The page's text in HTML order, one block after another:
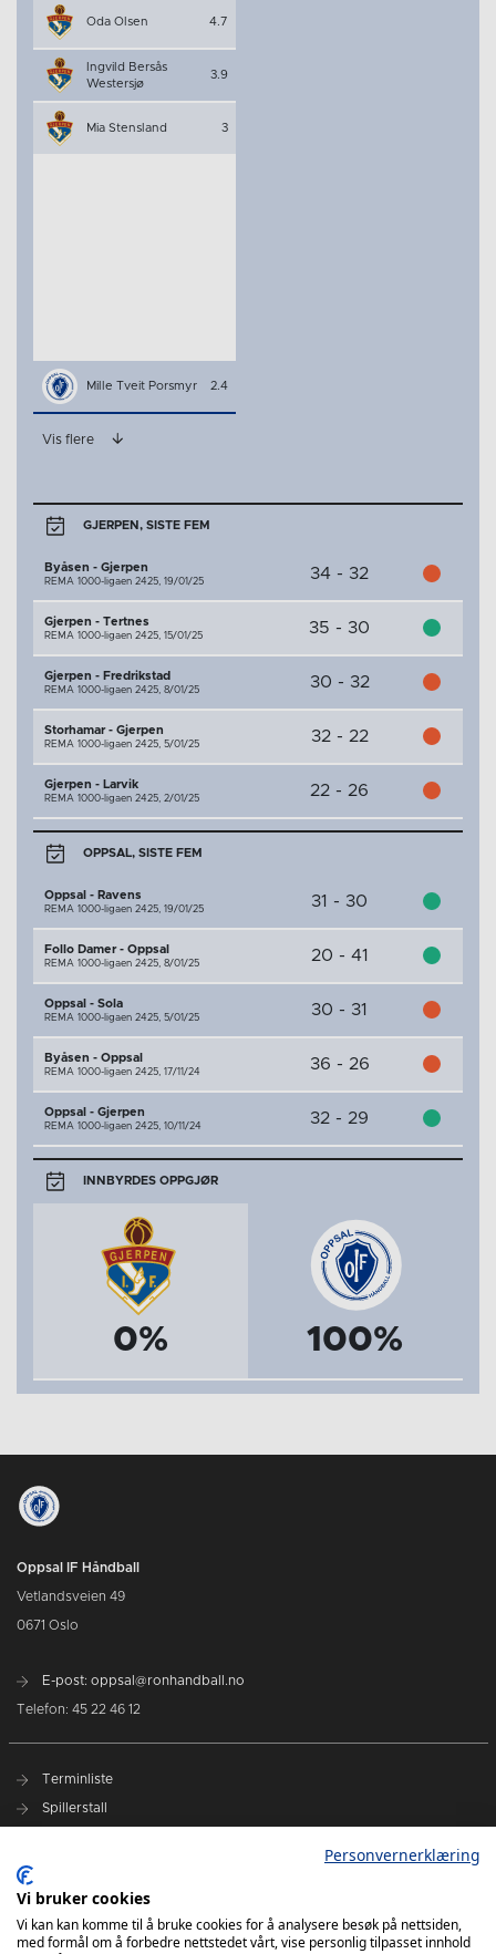
Oda Olsen 4.7
Ingvild Bersås
Westersjø
3.9
Mia Stensland 3
Mille Tveit Porsmyr 2.4
Vis flere
GJERPEN, SISTE FEM
Byåsen - Gjerpen
REMA 1000-ligaen 2425, 19/01/25 34 - 32
Gjerpen - Tertnes
REMA 1000-ligaen 2425, 15/01/25 35 - 30
Gjerpen - Fredrikstad
REMA 1000-ligaen 2425, 8/01/25 30 - 32
Storhamar - Gjerpen
REMA 1000-ligaen 2425, 5/01/25 32 - 22
Gjerpen - Larvik
REMA 1000-ligaen 2425, 2/01/25 22 - 26
OPPSAL, SISTE FEM
Oppsal - Ravens
REMA 1000-ligaen 2425, 19/01/25 31 - 30
Follo Damer - Oppsal
REMA 1000-ligaen 2425, 8/01/25 20 - 41
Oppsal - Sola
REMA 1000-ligaen 2425, 5/01/25 30 - 31
Byåsen - Oppsal
REMA 1000-ligaen 2425, 17/11/24 36 - 26
Oppsal - Gjerpen
REMA 1000-ligaen 2425, 10/11/24 32 - 29
INNBYRDES OPPGJØR
0% 100%
Oppsal IF Håndball
Vetlandsveien 49
0671 Oslo
E-post: oppsal@ronhandball.no
Telefon: 45 22 46 12
Terminliste
Spillerstall
Målklubben
Personvernerklæring
Vi bruker cookies
Vi kan kan komme til å bruke cookies for å analysere besøk på nettsiden,
med formål om å forbedre nettstedet vårt, vise personlig tilpasset innhold